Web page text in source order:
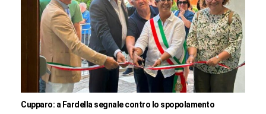
Cupparo: a Fardella segnale contro lo spopolamento